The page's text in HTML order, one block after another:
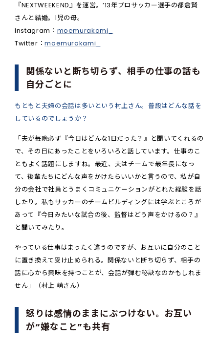
『NEXTWEEKEND』を運営。’13年プロサッカー選手の都倉賢
さんと結婚。1児の母。
Instagram： moemurakami_
Twitter：moemurakami_
関係ないと断ち切らず、相手の仕事の話も
自分ごとに
もともと夫婦の会話は多いという村上さん。普段はどんな話を
しているのでしょうか？
「夫が毎晩必ず『今日はどんな1日だった？』と聞いてくれるの
で、その日にあったことをいろいろと話しています。仕事のこ
ともよく話題にしますね。最近、夫はチームで最年長になっ
て、後輩たちにどんな声をかけたらいいかと言うので、私が自
分の会社で社員とうまくコミュニケーションがとれた経験を話
したり。私もサッカーのチームビルディングには学ぶところが
あって『今日みたいな試合の後、監督はどう声をかけるの？』
と聞いてみたり。
やっている仕事はまったく違うのですが、お互いに自分のこと
に置き換えて受け止められる。関係ないと断ち切らず、相手の
話に心から興味を持つことが、会話が弾む秘訣なのかもしれま
せん」（村上 萌さん）
怒りは感情のままにぶつけない。お互い
が“嫌なこと”も共有